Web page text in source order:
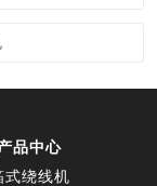
品中心
式绕线机